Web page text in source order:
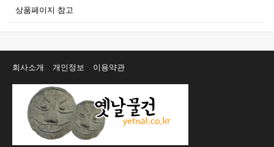
상품페이지 참고
회사소개 개인정보 이용약관